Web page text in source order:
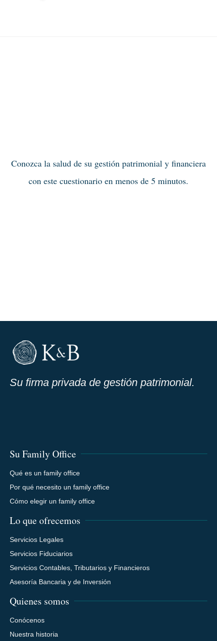
Conozca la salud de su gestión patrimonial y financiera
con este cuestionario en menos de 5 minutos.
Su firma privada de gestión patrimonial.
Su Family Office
Qué es un family office
Por qué necesito un family office
Cómo elegir un family office
Lo que ofrecemos
Servicios Legales
Servicios Fiduciarios
Servicios Contables, Tributarios y Financieros
Asesoría Bancaria y de Inversión
Quienes somos
Conócenos
Nuestra historia